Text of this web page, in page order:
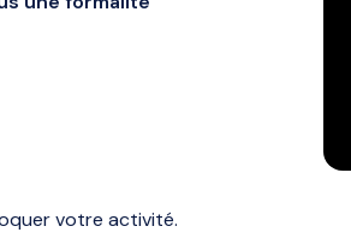
votre activité.